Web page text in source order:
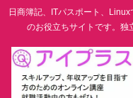
日商簿記、ITパスポート、
のお役立ちサイトです。独